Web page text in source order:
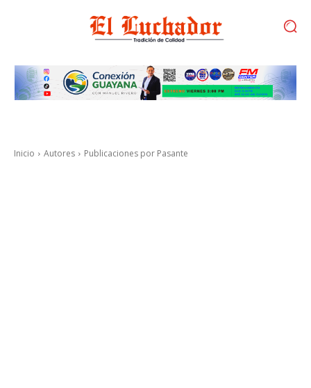
Inicio Autores Publicaciones por Pasante